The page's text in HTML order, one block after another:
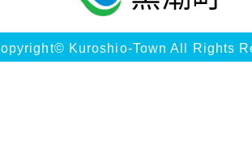
Kuroshio-Town All Rights